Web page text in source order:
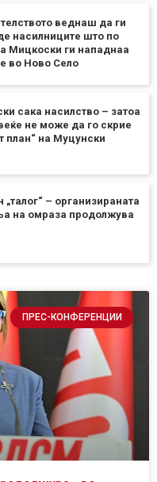
веднаш да ги
насилниците што по
Мицкоски ги нападнаа
во Ново Село
сака насилство – затоа
не може да го скрие
план“ на Муцунски
„талог“ – организираната
на омраза продолжува
ПРЕС-КОНФЕРЕНЦИИ